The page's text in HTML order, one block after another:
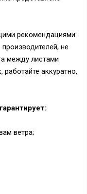
рекомендациями:
не
между листами
аккуратно,
ветра;